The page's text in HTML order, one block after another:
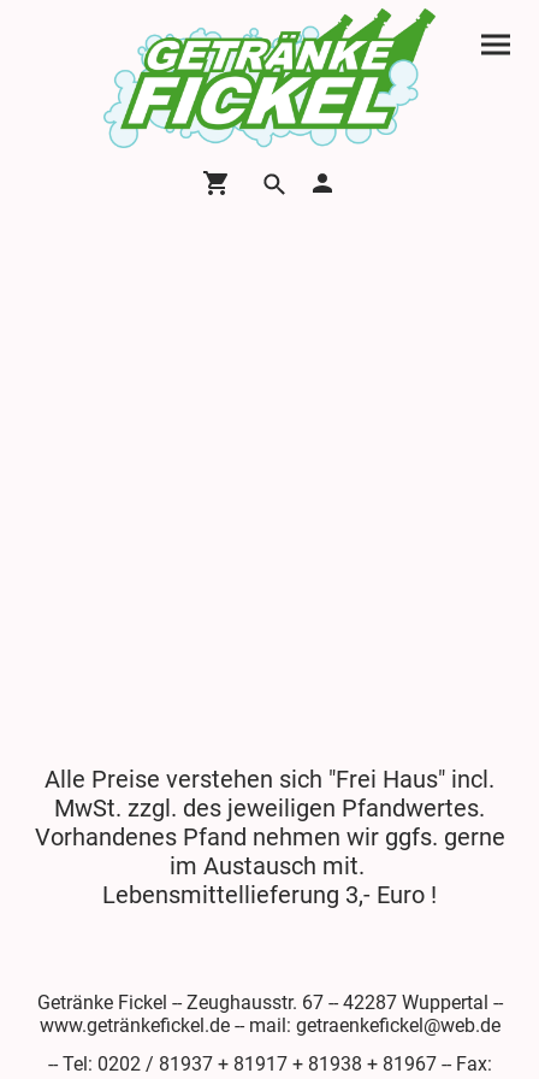
Alle Preise verstehen sich "Frei Haus" incl.
MwSt. zzgl. des jeweiligen Pfandwertes.
Vorhandenes Pfand nehmen wir ggfs. gerne
im Austausch mit.
Lebensmittellieferung 3,- Euro !
Getränke Fickel -- Zeughausstr. 67 -- 42287 Wuppertal --
www.getränkefickel.de -- mail: getraenkefickel@web.de
-- Tel: 0202 / 81937 + 81917 + 81938 + 81967 -- Fax: